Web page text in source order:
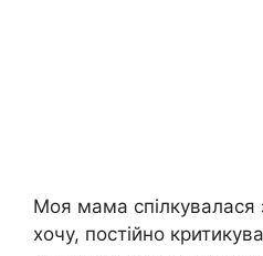
Моя мама спілкувалася
хочу, постійно